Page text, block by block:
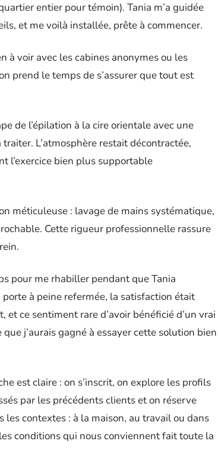
entier pour témoin). Tania m’a guidée
et me voilà installée, prête à commencer.
à voir avec les cabines anonymes ou les
prend le temps de s’assurer que tout est
de l’épilation à la cire orientale avec une
L’atmosphère restait décontractée,
l’exercice bien plus supportable
méticuleuse : lavage de mains systématique,
Cette rigueur professionnelle rassure
pour me rhabiller pendant que Tania
à peine refermée, la satisfaction était
ce sentiment rare d’avoir bénéficié d’un vrai
j’aurais gagné à essayer cette solution bien
est claire : on s’inscrit, on explore les profils
par les précédents clients et on réserve
les contextes : à la maison, au travail ou dans
conditions qui nous conviennent fait toute la